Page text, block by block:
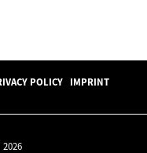
POLICY IMPRINT
2026